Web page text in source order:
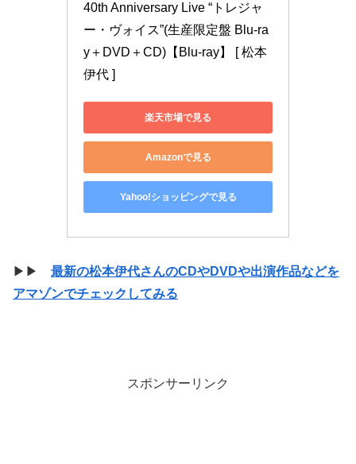
40th Anniversary Live “トレジャ
ー・ヴォイス”(生産限定盤 Blu-ra
y＋DVD＋CD)【Blu-ray】 [ 松本
伊代 ]
楽天市場で見る
Amazonで見る
Yahoo!ショッピングで見る
▶▶ 最新の松本伊代さんのCDやDVDや出演作品などを
アマゾンでチェックしてみる
スポンサーリンク